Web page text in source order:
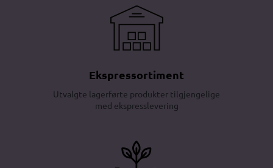
Ekspressortiment
Utvalgte lagerførte produkter tilgjengelige
med ekspresslevering